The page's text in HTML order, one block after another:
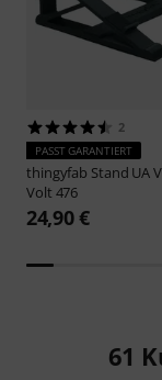
2
PASST GARANTIERT
thingyfab Stand UA
Volt 476
24,90 €
61